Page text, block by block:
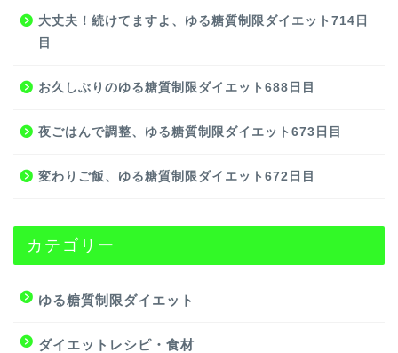
大丈夫！続けてますよ、ゆる糖質制限ダイエット714日
目
お久しぶりのゆる糖質制限ダイエット688日目
夜ごはんで調整、ゆる糖質制限ダイエット673日目
変わりご飯、ゆる糖質制限ダイエット672日目
カテゴリー
ゆる糖質制限ダイエット
ダイエットレシピ・食材